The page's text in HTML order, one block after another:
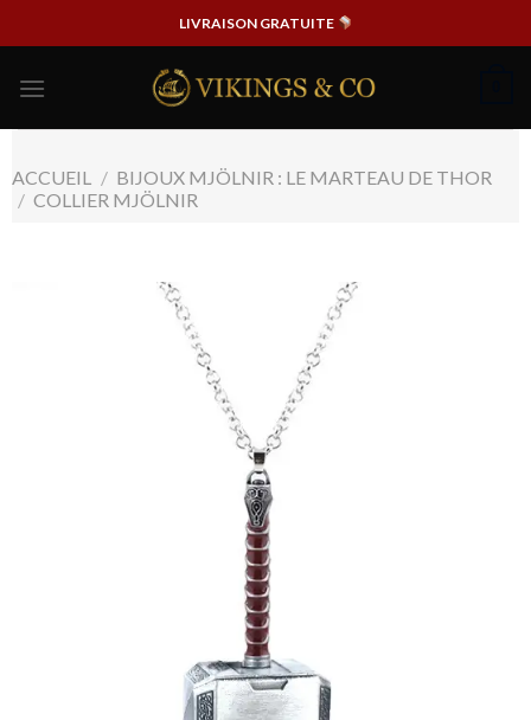
au
LIVRAISON GRATUITE
ACCUEIL / BIJOUX MJÖLNIR : LE MARTEAU DE THOR
/ COLLIER MJÖLNIR